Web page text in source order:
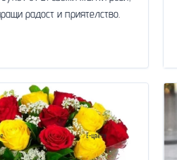
радост и приятелство.